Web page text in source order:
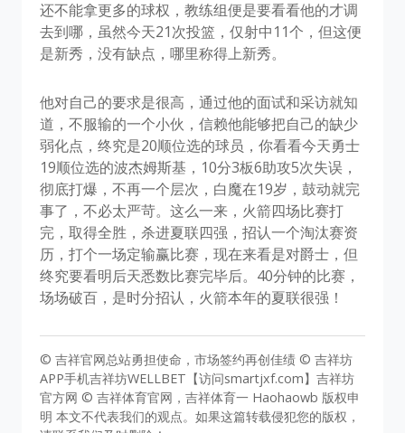
还不能拿更多的球权，教练组便是要看看他的才调
去到哪，虽然今天21次投篮，仅射中11个，但这便
是新秀，没有缺点，哪里称得上新秀。
他对自己的要求是很高，通过他的面试和采访就知
道，不服输的一个小伙，信赖他能够把自己的缺少
弱化点，终究是20顺位选的球员，你看看今天勇士
19顺位选的波杰姆斯基，10分3板6助攻5次失误，
彻底打爆，不再一个层次，白魔在19岁，鼓动就完
事了，不必太严苛。这么一来，火箭四场比赛打
完，取得全胜，杀进夏联四强，招认一个淘汰赛资
历，打个一场定输赢比赛，现在来看是对爵士，但
终究要看明后天悉数比赛完毕后。40分钟的比赛，
场场破百，是时分招认，火箭本年的夏联很强！
© 吉祥官网总站勇担使命，市场签约再创佳绩 © 吉祥坊
APP手机吉祥坊WELLBET【访问smartjxf.com】吉祥坊
官方网 © 吉祥体育官网，吉祥体育一 Haohaowb 版权申
明 本文不代表我们的观点。如果这篇转载侵犯您的版权，